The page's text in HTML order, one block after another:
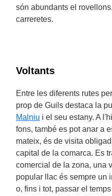
són abundants el
carreretes.
Voltants
Entre les diferents rutes
prop de Guils destaca la
Malniu i el seu estany. A
fons, també es pot anar a
mateix, és de visita
capital de la comarca. Es
comercial de la zona, una
popular llac és sempre un
o, fins i tot, passar el